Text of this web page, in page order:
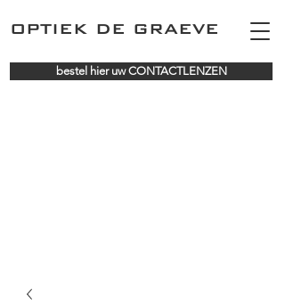
OPTIEK DE GRAEVE
bestel hier uw CONTACTLENZEN